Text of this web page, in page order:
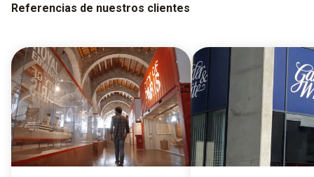
Referencias de nuestros clientes